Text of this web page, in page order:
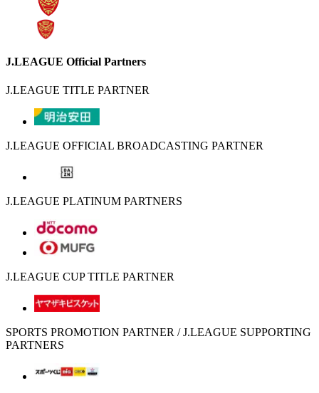
J.LEAGUE Official Partners
J.LEAGUE TITLE PARTNER
J.LEAGUE OFFICIAL BROADCASTING PARTNER
J.LEAGUE PLATINUM PARTNERS
J.LEAGUE CUP TITLE PARTNER
SPORTS PROMOTION PARTNER / J.LEAGUE SUPPORTING
PARTNERS